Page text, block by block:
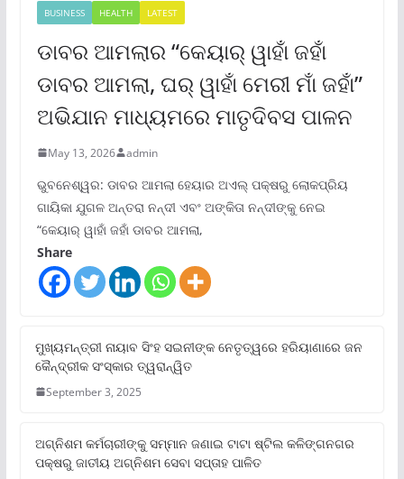
BUSINESS HEALTH LATEST
ଡାବର ଆମଲାର “କେୟାର୍ ୱାହାଁ ଜହାଁ
ଡାବର ଆମଲା, ଘର୍ ୱାହାଁ ମେରୀ ମାଁ ଜହାଁ”
ଅଭିଯାନ ମାଧ୍ୟମରେ ମାତୃଦିବସ ପାଳନ
May 13, 2026 admin
ଭୁବନେଶ୍ୱର: ଡାବର ଆମଲା ହେୟାର ଅଏଲ୍ ପକ୍ଷରୁ ଲୋକପ୍ରିୟ
ଗାୟିକା ଯୁଗଳ ଅନ୍ତରା ନନ୍ଦୀ ଏବଂ ଅଙ୍କିତା ନନ୍ଦୀଙ୍କୁ ନେଇ
“କେୟାର୍ ୱାହାଁ ଜହାଁ ଡାବର ଆମଲା,
Share
ମୁଖ୍ୟମନ୍ତ୍ରୀ ନାୟାବ ସିଂହ ସଇନୀଙ୍କ ନେତୃତ୍ୱରେ ହରିୟାଣାରେ ଜନ
କୈନ୍ଦ୍ରୀକ ସଂସ୍କାର ତ୍ୱରାନ୍ୱିତ
September 3, 2025
ଅଗ୍ନିଶମ କର୍ମଚାରୀଙ୍କୁ ସମ୍ମାନ ଜଣାଇ ଟାଟା ଷ୍ଟିଲ କଳିଙ୍ଗନଗର
ପକ୍ଷରୁ ଜାତୀୟ ଅଗ୍ନିଶମ ସେବା ସପ୍ତାହ ପାଳିତ